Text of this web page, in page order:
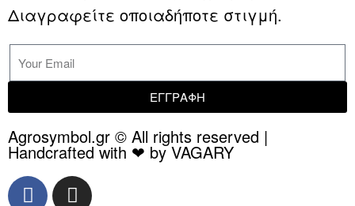
Διαγραφείτε οποιαδήποτε στιγμή.
ΕΓΓΡΑΦΗ
Agrosymbol.gr © All rights reserved |
Handcrafted with ❤ by VAGARY